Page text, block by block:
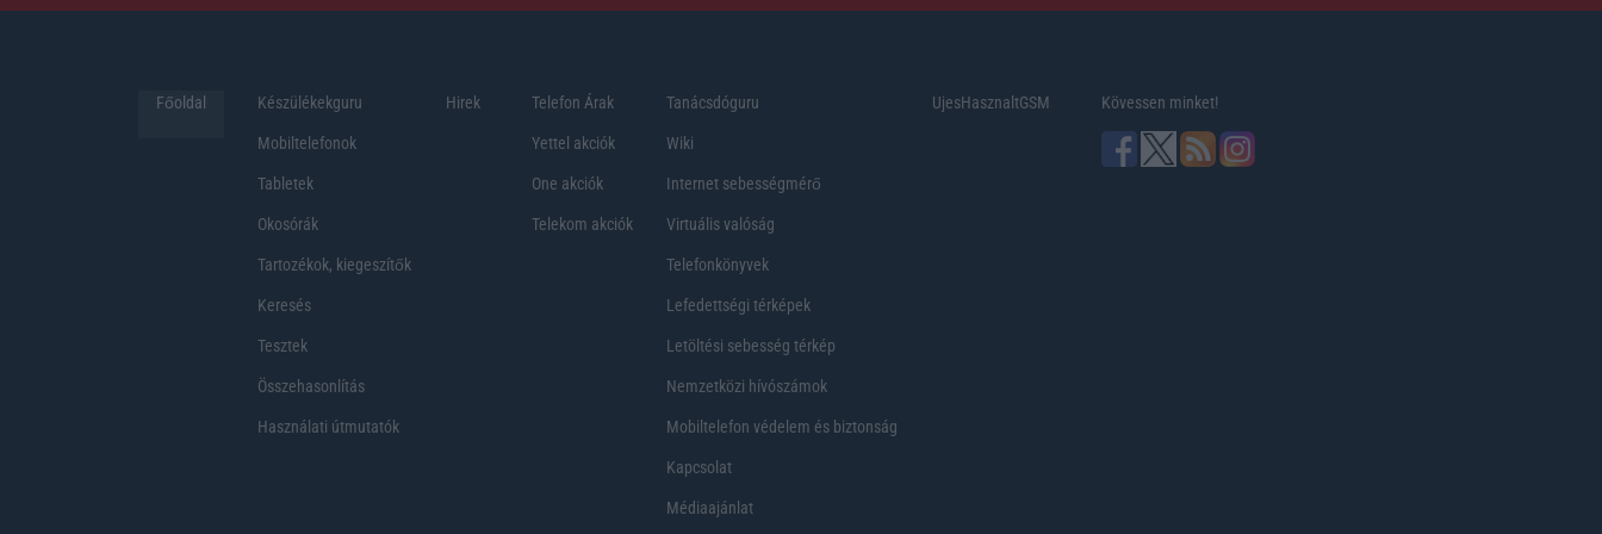
Főoldal Készülékekguru
Mobiltelefonok
Tabletek
Okosórák
Tartozékok, kiegeszítők
Keresés
Tesztek
Összehasonlítás
Használati útmutatók
Hirek Telefon Árak
Yettel akciók
One akciók
Telekom akciók
Tanácsdóguru
Wiki
Internet sebességmérő
Virtuális valóság
Telefonkönyvek
Lefedettségi térképek
Letöltési sebesség térkép
Nemzetközi hívószámok
Mobiltelefon védelem és biztonság
Kapcsolat
Médiaajánlat
UjesHasznaltGSM Kövessen minket!